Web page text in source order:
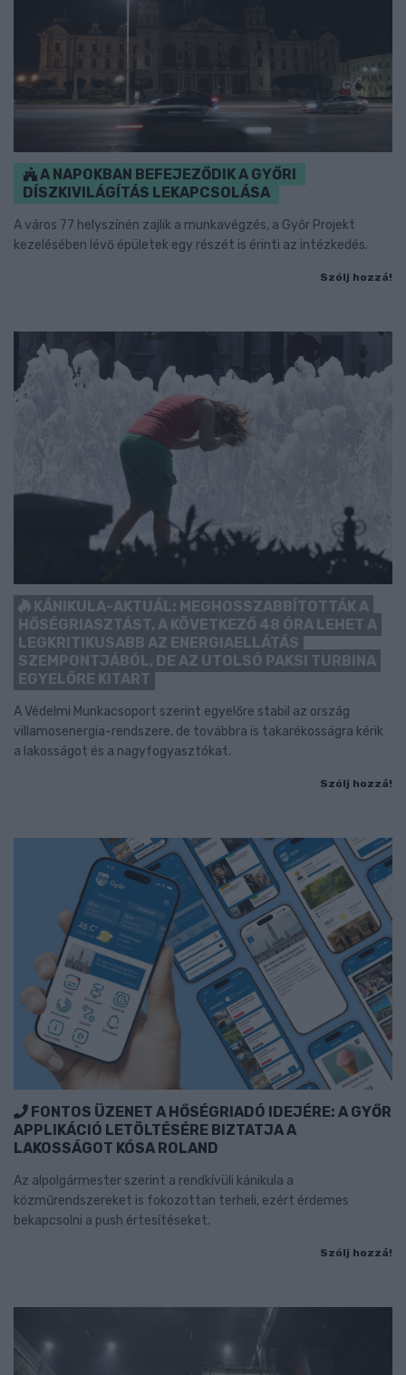
A NAPOKBAN BEFEJEZŐDIK A GYŐRI
DÍSZKIVILÁGÍTÁS LEKAPCSOLÁSA
A város 77 helyszínén zajlik a munkavégzés, a Győr Projekt
kezelésében lévő épületek egy részét is érinti az intézkedés.
Szólj hozzá!
KÁNIKULA-AKTUÁL: MEGHOSSZABBÍTOTTÁK A
HŐSÉGRIASZTÁST, A KÖVETKEZŐ 48 ÓRA LEHET A
LEGKRITIKUSABB AZ ENERGIAELLÁTÁS
SZEMPONTJÁBÓL, DE AZ UTOLSÓ PAKSI TURBINA
EGYELŐRE KITART
A Védelmi Munkacsoport szerint egyelőre stabil az ország
villamosenergia-rendszere, de továbbra is takarékosságra kérik
a lakosságot és a nagyfogyasztókat.
Szólj hozzá!
FONTOS ÜZENET A HŐSÉGRIADÓ IDEJÉRE: A GYŐR
APPLIKÁCIÓ LETÖLTÉSÉRE BIZTATJA A
LAKOSSÁGOT KÓSA ROLAND
Az alpolgármester szerint a rendkívüli kánikula a
közműrendszereket is fokozottan terheli, ezért érdemes
bekapcsolni a push értesítéseket.
Szólj hozzá!